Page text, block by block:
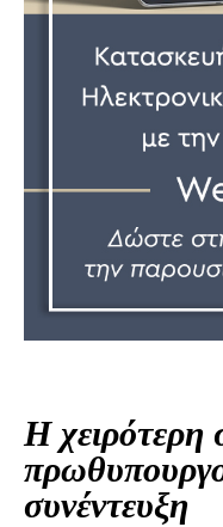
Η χειρότερη
συνέντευξη